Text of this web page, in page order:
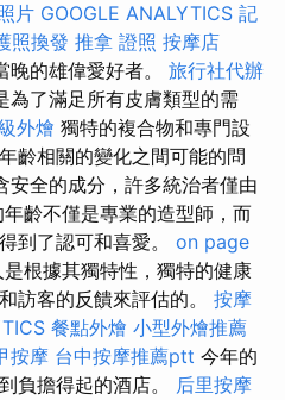
片 GOOGLE ANALYTICS 記
照換發 推拿 證照 按摩店
晚的雄偉愛好者。 旅行社代辦
為了滿足所有皮膚類型的需
外燴 獨特的複合物和專門設
齡相關的變化之間可能的問
安全的成分，許多統治者僅由
齡不僅是專業的造型師，而
到了認可和喜愛。 on page
根據其獨特性，獨特的健康
訪客的反饋來評估的。 按摩
餐點外燴 小型外燴推薦
按摩 台中按摩推薦ptt 今年的
負擔得起的酒店。 后里按摩